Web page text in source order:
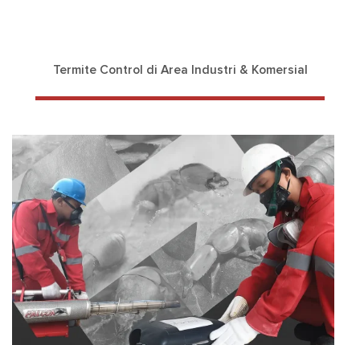
Termite Control di Area Industri & Komersial